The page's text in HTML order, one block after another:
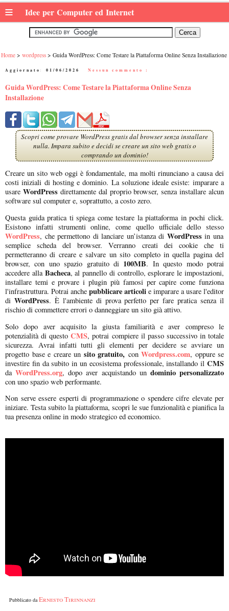
≡ Idee per Computer ed Internet
Home wordpress Guida WordPress: Come Testare la Piattaforma Online Senza Installazione
Aggiornato: 01/06/2026 Nessun commento :
Guida WordPress: Come Testare la Piattaforma Online Senza
Installazione
Scopri come provare WordPress gratis dal browser senza installare
nulla. Impara subito e decidi se creare un sito web gratis o
comprando un dominio!
Creare un sito web oggi è fondamentale, ma molti rinunciano a causa dei
costi iniziali di hosting e dominio. La soluzione ideale esiste: imparare a
usare WordPressdirettamente dal proprio browser, senza installare alcun
software sul computer e, soprattutto, a costo zero.
Questa guida pratica ti spiega come testare la piattaforma in pochi click.
Esistono infatti strumenti online, come quello ufficiale dello stesso
WordPress, che permettono di lanciare un’istanza di WordPress in una
semplice scheda del browser. Verranno creati dei cookie che ti
permetteranno di creare e salvare un sito completo in quella pagina del
browser, con uno spazio gratuito di 100MB. In questo modo potrai
accedere alla Bacheca, al pannello di controllo, esplorare le impostazioni,
installare temi e provare i plugin più famosi per capire come funziona
l'infrastruttura. Potrai anche pubblicare articoli e imparare a usare l'editor
di WordPress. È l'ambiente di prova perfetto per fare pratica senza il
rischio di commettere errori o danneggiare un sito già attivo.
Solo dopo aver acquisito la giusta familiarità e aver compreso le
potenzialità di questoCMS, potrai compiere il passo successivo in totale
sicurezza. Avrai infatti tutti gli elementi per decidere se avviare un
progetto base e creare un sito gratuito, con Wordpress.com, oppure se
investire fin da subito in un ecosistema professionale, installando il CMS
daWordPress.org, dopo aver acquistando un dominio personalizzato
con uno spazio web performante.
Non serve essere esperti di programmazione o spendere cifre elevate per
iniziare. Testa subito la piattaforma, scopri le sue funzionalità e pianifica la
tua presenza online in modo strategico ed economico.
Pubblicato daErnesto Tirinnanzi